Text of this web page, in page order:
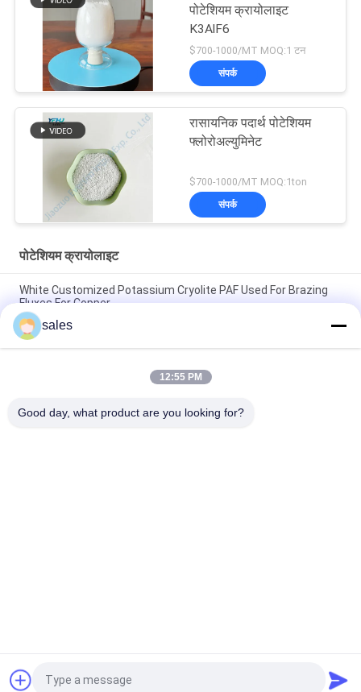
पोटेशियम क्रायोलाइट
K3AlF6
$700-1000/MT MOQ:1 टन
संपर्क
रासायनिक पदार्थ पोटेशियम
फ्लोरोअल्युमिनेट
$700-1000/MT MOQ:1ton
संपर्क
पोटेशियम क्रायोलाइट
White Customized Potassium Cryolite PAF Used For Brazing
Fluxes For Copper
औद्योगिक उत्पादन के लिए शुद्ध सफेद सोडियम क्रायोलाइट से बने उच्च-प्रदर्शन
अपघर्षक का फैक्टरी मूल्य
CAS13775-52-5 रासायनिक उत्पाद सफेद पाउडर KAlF4 पोटेशियम क्रायोलाइट
sales
12:55 PM
Good day, what product are you looking for?